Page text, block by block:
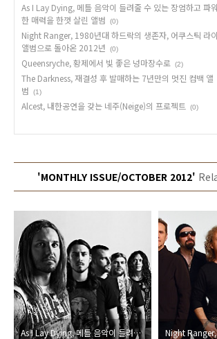
As I Lay Dying, 메틀 음악이 들려줄 수 있는 장엄하고 파
한 매력을 한껏 살린 앨범
(0)
Night Ranger, 1980년대 하드락의 생존자, 어쿠스틱 라
앨범으로 돌아온 2012년
(0)
Queensryche, 황제에서 빛 좋은 넝마장수로 (2)
The Darkness, 재결성 후 발매하는 7년만의 멋진 컴백 앨
범
(1)
Alcest, 내한공연을 갖는 네주(Neige)의 프로젝트 (0)
'MONTHLY ISSUE/OCTOBER 2012'
As I Lay Dying, 메틀 음악이 들려줄 수 있는 장엄하고 파워풀한 매력을 한껏 살린 앨범